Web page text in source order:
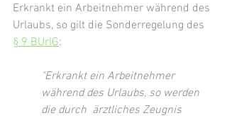
Erkrankt ein Arbeitnehmer während des
Urlaubs, so gilt die Sonderregelung des
§ 9 BUrlG:
"Erkrankt ein Arbeitnehmer
während des Urlaubs, so werden
die durch  ärztliches Zeugnis